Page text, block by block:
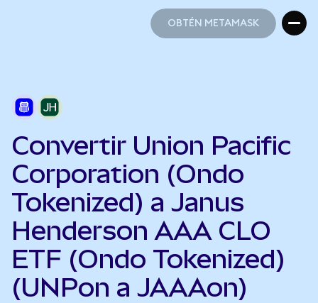
OBTÉN METAMASK
Convertir Union Pacific
Corporation (Ondo
Tokenized) a Janus
Henderson AAA CLO
ETF (Ondo Tokenized)
(UNPon a JAAAon)